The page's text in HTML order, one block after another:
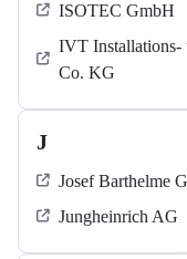
ISOTEC GmbH
IVT Installations-
Co. KG
J
Josef Barthelme
Jungheinrich AG